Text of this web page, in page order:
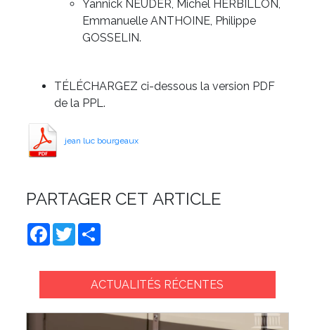
Yannick NEUDER, Michel HERBILLON,
Emmanuelle ANTHOINE, Philippe
GOSSELIN.
TÉLÉCHARGEZ ci-dessous la version PDF
de la PPL.
jean luc bourgeaux
PARTAGER CET ARTICLE
FacebookTwitter
ACTUALITÉS RÉCENTES